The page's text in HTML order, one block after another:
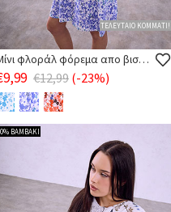
ΤΕΛΕΥΤΑΙΟ ΚΟΜΜΑΤΙ!
Μίνι φλοράλ φόρεμα απο βισκόζη
€12,99 (-23%)
ΒΑΜΒΑΚΙ